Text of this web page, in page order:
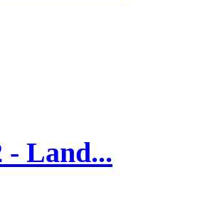
- Land...